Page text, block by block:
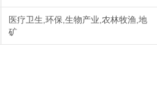
医疗卫生,环保,生物产业,农林牧渔,地
矿